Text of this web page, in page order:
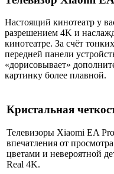
Настоящий кинотеатр у
разрешением 4K и
кинотеатре. За счёт
передней панели
«дорисовывает»
картинку более плавной.
Кристальная
Телевизоры Xiaomi EA
впечатления от
цветами и невероятной
Real 4K.